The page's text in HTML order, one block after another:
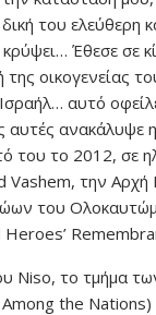
του ελεύθερη
Έθεσε σε
οικογενείας
αυτό
αυτές ανακάλυψε
του το 2012, σε
Vashem, την
του
Niso, το τμήμα
the Nations)